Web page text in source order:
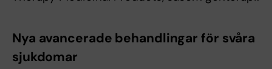
Nya avancerade behandlingar för svåra
sjukdomar